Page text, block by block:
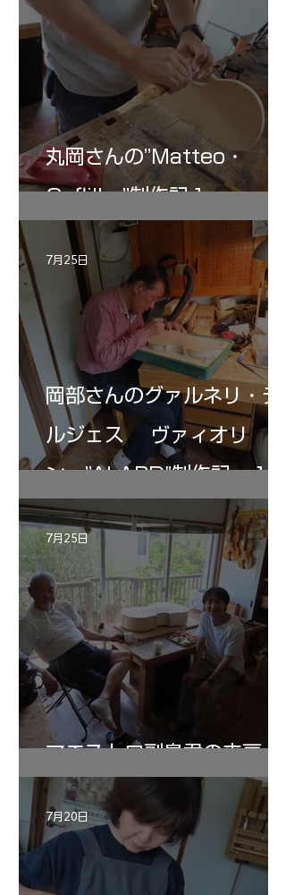
丸岡さんの”Matteo・
Gofliller”制作記１
岡部さんのグァルネリ・デ
ルジェス ヴァィオリ
ン ”ALARD"制作記 １2
7月25日
マエストロ副島君の来房
7月25日
7月20日